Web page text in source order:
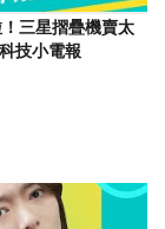
三星摺疊機賣太
技小電報